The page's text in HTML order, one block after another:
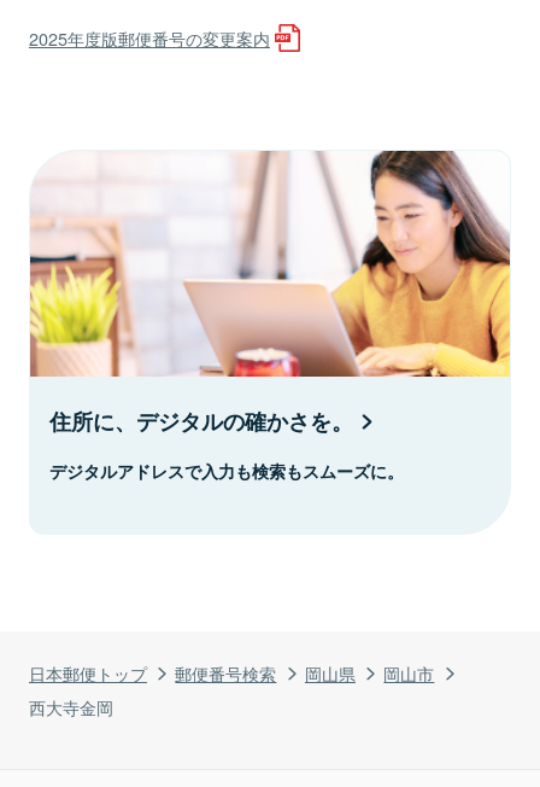
日本郵便トップ 郵便番号検索 岡山県
岡山市
西大寺金岡
2025年度版郵便番号の変更案内
住所に、デジタルの確かさを。
デジタルアドレスで入力も検索もスムーズに。